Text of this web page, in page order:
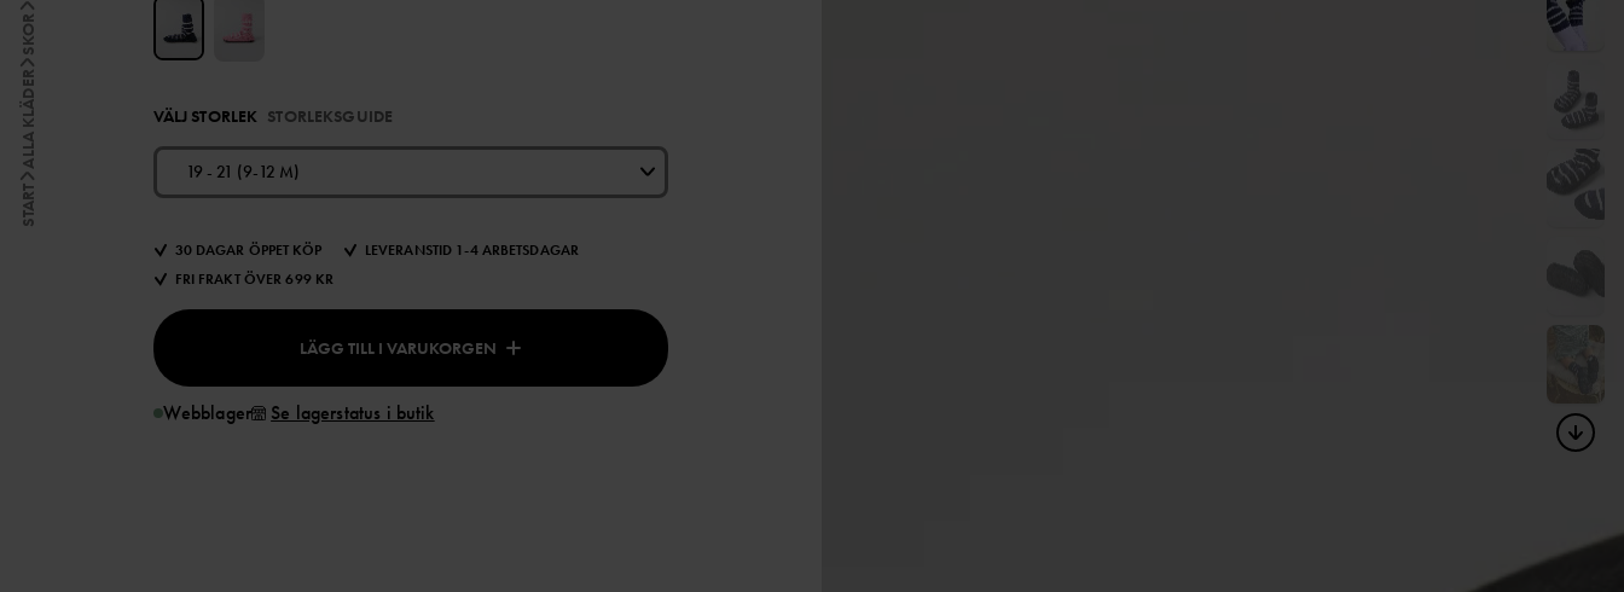
START
ALLA KLÄDER
SKOR
VÄLJ STORLEK STORLEKSGUIDE
19 - 21 (9-12 M)
30 DAGAR ÖPPET KÖP
LEVERANSTID 1-4 ARBETSDAGAR
FRI FRAKT ÖVER 699 KR
LÄGG TILL I VARUKORGEN
Webblager Se lagerstatus i butik